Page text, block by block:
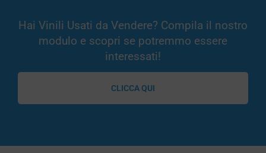
Hai Vinili Usati da Vendere? Compila il nostro
modulo e scopri se potremmo essere
interessati!
CLICCA QUI